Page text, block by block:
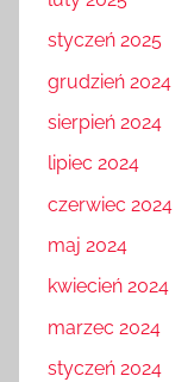
styczeń 2025
grudzień 2024
sierpień 2024
lipiec 2024
czerwiec 2024
maj 2024
kwiecień 2024
marzec 2024
styczeń 2024